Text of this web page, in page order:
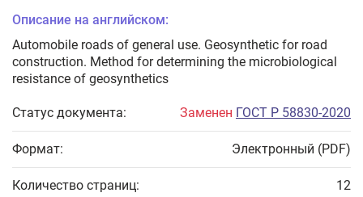
Описание на английском:
Automobile roads of general use. Geosynthetic for road
construction. Method for determining the microbiological
resistance of geosynthetics
Статус документа: Заменен ГОСТ Р 58830-2020
Формат: Электронный (PDF)
Количество страниц: 12